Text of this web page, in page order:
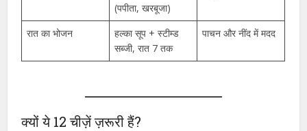
(पपीता, खरबूजा)
रात का भोजन
हल्का सूप + स्टीम्ड
सब्जी, रात 7 तक
पाचन और नींद में मदद
क्यों ये 12 चीज़ें ज़रूरी हैं?